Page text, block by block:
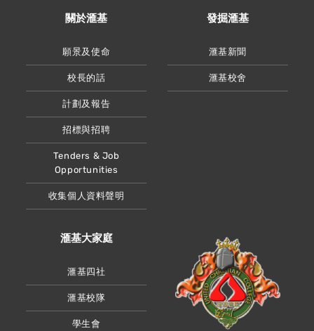
關於滙基
願景及使命
校長的話
計劃及報告
招標與招聘
Tenders & Job
Opportunities
收集個人資料聲明
發掘滙基
滙基新聞
滙基校舍
滙基大家庭
滙基四社
滙基校隊
學生會